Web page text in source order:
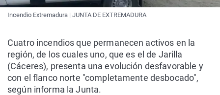
Incendio Extremadura | JUNTA DE EXTREMADURA
Cuatro incendios que permanecen activos en la
región, de los cuales uno, que es el de Jarilla
(Cáceres), presenta una evolución desfavorable y
con el flanco norte "completamente desbocado",
según informa la Junta.